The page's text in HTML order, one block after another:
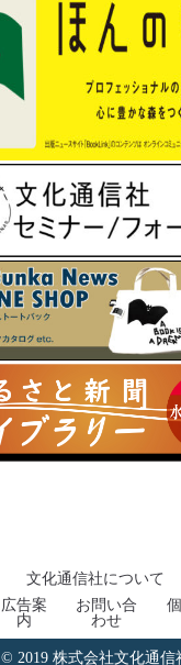
文化通信社について
広告案
内
お問い合
わせ
© 2019 株式会社文化通信